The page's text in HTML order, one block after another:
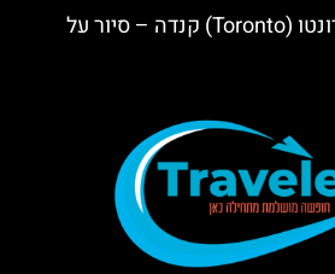
סיורים חינמיים בטורונטו (Toronto) קנדה – סיור על